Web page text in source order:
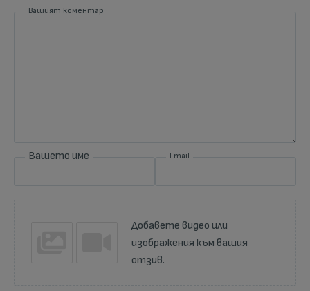
Вашият коментар
Вашето име Email
Добавете видео или
изображения към вашия
отзив.